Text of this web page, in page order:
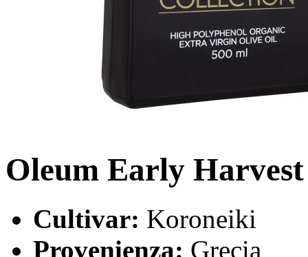
Oleum Early
Cultivar: Koroneiki
Provenienza: Grecia